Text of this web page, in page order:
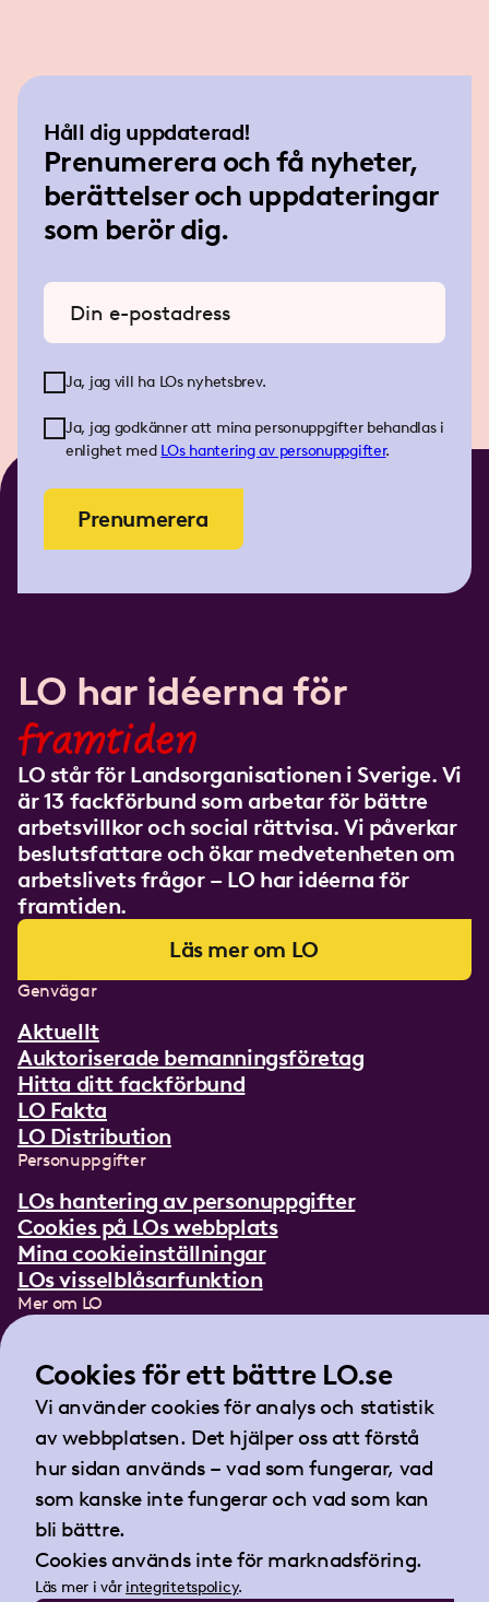
Håll dig uppdaterad!
Prenumerera och få nyheter,
berättelser och uppdateringar
som berör dig.
Ange din e-postadress
Ja, jag vill ha LOs nyhetsbrev.
Ja, jag godkänner att mina personuppgifter behandlas i
enlighet med LOs hantering av personuppgifter.
Prenumerera
LO har idéerna för
framtiden
LO står för Landsorganisationen i Sverige. Vi
är 13 fackförbund som arbetar för bättre
arbetsvillkor och social rättvisa. Vi påverkar
beslutsfattare och ökar medvetenheten om
arbetslivets frågor – LO har idéerna för
framtiden.
Läs mer om LO
Genvägar
Aktuellt
Auktoriserade bemanningsföretag
Hitta ditt fackförbund
LO Fakta
LO Distribution
Personuppgifter
LOs hantering av personuppgifter
Cookies på LOs webbplats
Mina cookieinställningar
LOs visselblåsarfunktion
Mer om LO
Lättläst om LO
Teckenspråksfilm
Tidningen Arbetet
Landsorganisationen i Sverige
Barnhusgatan 18
105 53 Stockholm
Tel:08-796 25 00
Fax:08-796 25 17
Cookies för ett bättre LO.se
Vi använder cookies för analys och statistik
av webbplatsen. Det hjälper oss att förstå
hur sidan används – vad som fungerar, vad
som kanske inte fungerar och vad som kan
bli bättre.
Cookies används inte för marknadsföring.
Läs mer i vår integritetspolicy.